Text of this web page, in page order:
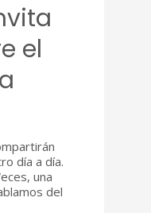
el
día a día.
una
del